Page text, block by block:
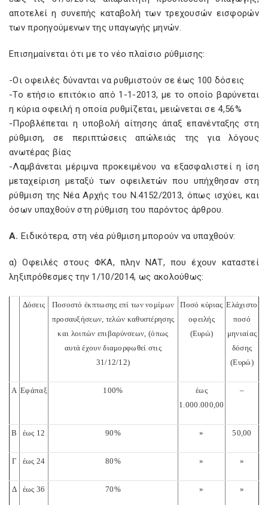
αποτελεί η συνεπής καταβολή των τρεχουσών εισφορών
των προηγούμενων της υπαγωγής μηνών.
Επισημαίνεται ότι με το νέο πλαίσιο ρύθμισης:
-Οι οφειλές δύνανται να ρυθμιστούν σε έως 100 δόσεις
-Το ετήσιο επιτόκιο από 1-1-2013, με το οποίο βαρύνεται
η κύρια οφειλή η οποία ρυθμίζεται, μειώνεται σε 4,56%
-Προβλέπεται η υποβολή αίτησης άπαξ επανένταξης στη
ρύθμιση, σε περιπτώσεις απώλειάς της για λόγους
ανωτέρας βίας
-Λαμβάνεται μέριμνα προκειμένου να εξασφαλιστεί η ίση
μεταχείριση μεταξύ των οφειλετών που υπήχθησαν στη
ρύθμιση της Νέα Αρχής του Ν.4152/2013, όπως ισχύει, και
όσων υπαχθούν στη ρύθμιση του παρόντος άρθρου.
Α. Ειδικότερα, στη νέα ρύθμιση μπορούν να υπαχθούν:
α) Οφειλές στους ΦΚΑ, πλην ΝΑΤ, που έχουν καταστεί
ληξιπρόθεσμες την 1/10/2014, ως ακολούθως:
Δόσεις
Ποσοστό έκπτωσης επί των νομίμων
προσαυξήσεων, τελών καθυστέρησης
και λοιπών επιβαρύνσεων, (όπως
αυτά έχουν διαμορφωθεί στις
31/12/12)
Ποσό κύριας
οφειλής
(Ευρώ)
Ελάχιστο
ποσό
μηνιαίας
δόσης
(Ευρώ)
Α Εφάπαξ 100%
έως
1.000.000,00
–
Β έως 12 90% » 50,00
Γ έως 24 80% » »
Δ έως 36 70% » »